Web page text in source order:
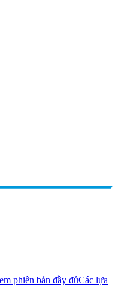
phiên bản đầy đủCác lựa